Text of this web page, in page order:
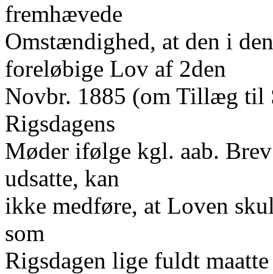
fremhævede
Omstændighed, at den i
foreløbige Lov af 2den
Novbr. 1885 (om Tillæg til
Rigsdagens
Møder ifølge kgl. aab.
udsatte, kan
ikke medføre, at Loven
som
Rigsdagen lige fuldt